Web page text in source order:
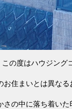
の度はハウジング
お住まいとは異なる
さの中に落ち着いた